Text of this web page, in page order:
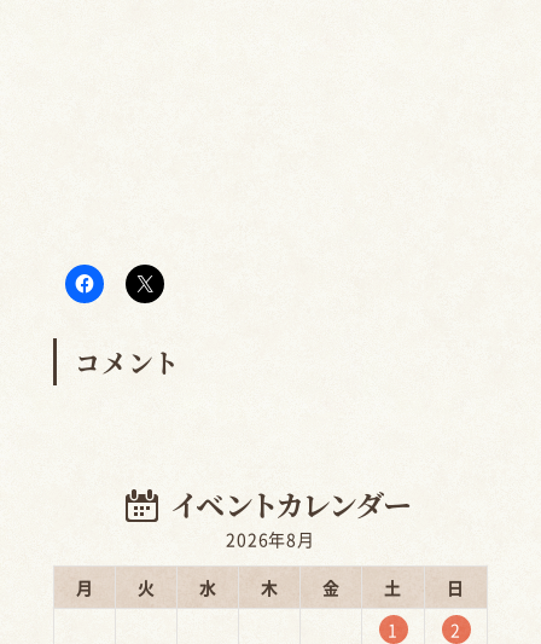
コメント
2026年8月
月
火 水 木 金 土
日
1
2